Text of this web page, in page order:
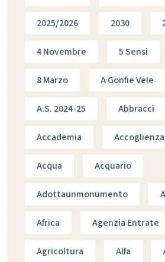
2025/2026 2030
4 Novembre 5 Sensi
8 Marzo A Gonfie Vele
A.s. 2024-25 Abbracci
Accademia Accoglienza
Acqua Acquario
Adottaunmonumento
Africa Agenzia Entrate
Agricoltura Alfa